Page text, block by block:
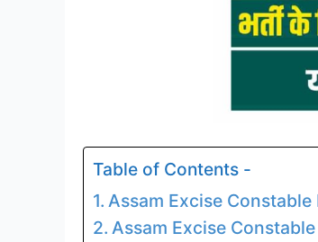
Table of Contents -
Assam Excise
Assam Excise